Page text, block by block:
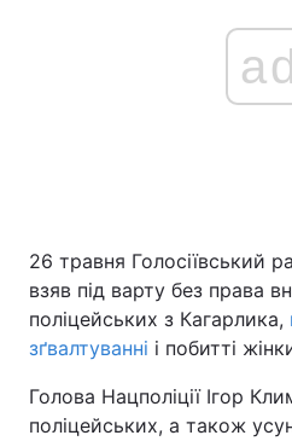
26 травня Голосіївський
взяв під варту без права
поліцейських з Кагарлика,
зґвалтуванні і побитті
Голова Нацполіції Ігор
поліцейських, а також